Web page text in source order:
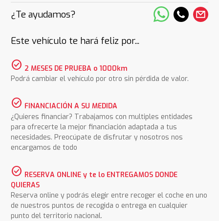
¿Te ayudamos?
Este vehículo te hará feliz por...
check_circle 2 MESES DE PRUEBA o 1000km
Podrá cambiar el vehículo por otro sin pérdida de valor.
check_circle FINANCIACIÓN A SU MEDIDA
¿Quieres financiar? Trabajamos con multiples entidades
para ofrecerte la mejor financiación adaptada a tus
necesidades. Preocúpate de disfrutar y nosotros nos
encargamos de todo
check_circle RESERVA ONLINE y te lo ENTREGAMOS DONDE
QUIERAS
Reserva online y podrás elegir entre recoger el coche en uno
de nuestros puntos de recogida o entrega en cualquier
punto del territorio nacional.